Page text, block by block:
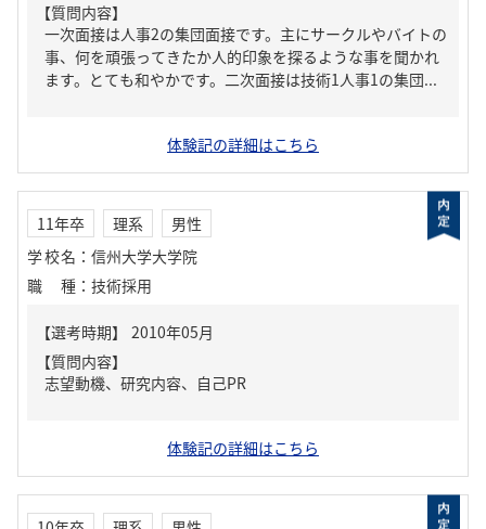
【質問内容】
一次面接は人事2の集団面接です。主にサークルやバイトの
事、何を頑張ってきたか人的印象を探るような事を聞かれ
ます。とても和やかです。二次面接は技術1人事1の集団...
体験記の詳細はこちら
11年卒 理系
男性
学校名 ： 信州大学大学院
職種 ： 技術採用
【質問内容】
志望動機、研究内容、自己PR
体験記の詳細はこちら